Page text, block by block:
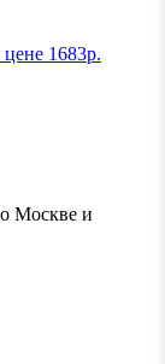
1683р.
Москве и